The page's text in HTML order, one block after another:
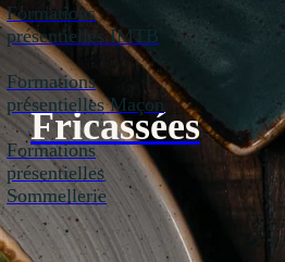
Formations
présentielles IMTB
Formations
présentielles Maçon
Formations
présentielles
Sommellerie
Fricassées